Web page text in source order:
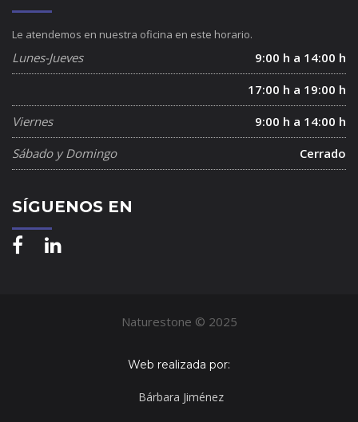
Le atendemos en nuestra oficina en este horario.
Lunes-Jueves
9:00 h a 14:00 h
17:00 h a 19:00 h
Viernes
9:00 h a 14:00 h
Sábado y Domingo
Cerrado
SÍGUENOS EN
Naturestone © 2025
Web realizada por:
Bárbara Jiménez